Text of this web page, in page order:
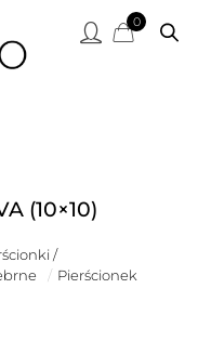
0
(10×10)
/
/ Pierścionek